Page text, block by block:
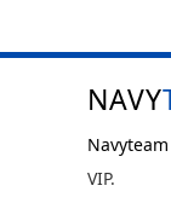
NAVY
Navyteam
VIP.